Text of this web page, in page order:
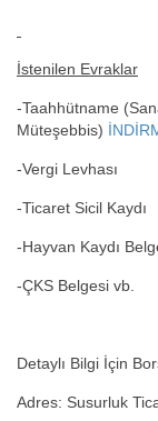
İstenilen Evraklar
-Taahhütname
Müteşebbis)
-Vergi Levhası
-Ticaret Sicil Kaydı
-Hayvan Kaydı
-ÇKS Belgesi vb.
Detaylı Bilgi İçin
Adres: Susurluk